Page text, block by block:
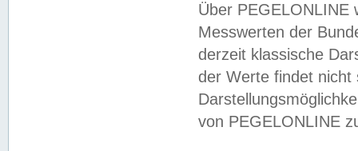
Über PEGELONLINE
Messwerten der
derzeit klassische
der Werte findet
von PEGELONLINE